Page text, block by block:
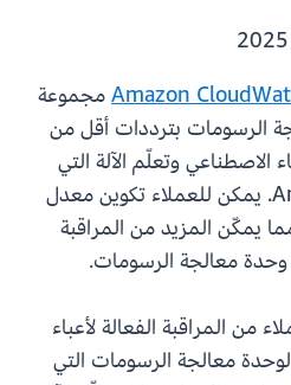
مجموعة
الرسومات بترددات أقل من
الاصطناعي وتعلّم الآلة التي
تعمل على Amazon EKS. يمكن للعملاء تكوين معدل
يمكّن المزيد من المراقبة
وحدة معالجة الرسومات.
من المراقبة الفعالة لأعباء
معالجة الرسومات التي